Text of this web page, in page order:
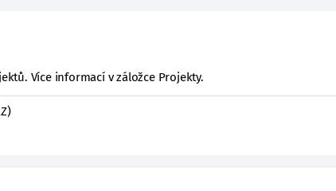
Více informací v záložce Projekty.